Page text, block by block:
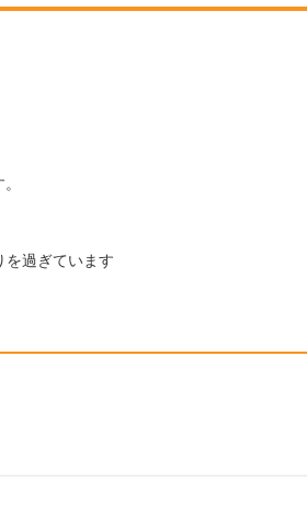
を過ぎています